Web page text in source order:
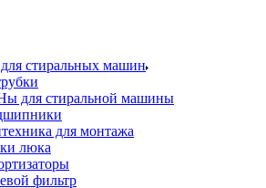
для стиральных машин
для стиральной машины
для монтажа
люка
фильтр